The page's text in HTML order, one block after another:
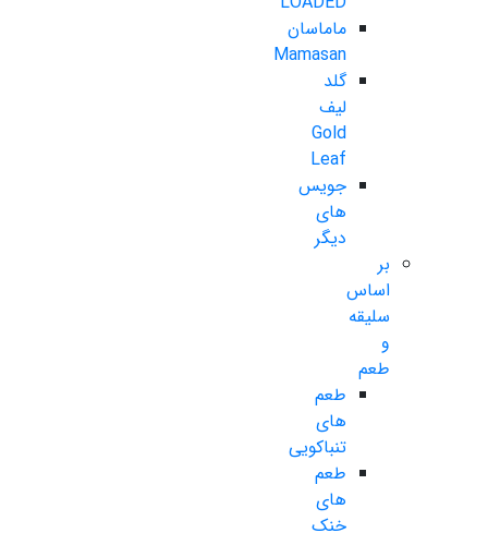
ماماسان
Mamasan
گلد
لیف
Gold
Leaf
جویس
های
دیگر
بر
اساس
سلیقه
و
طعم
طعم
های
تنباکویی
طعم
های
خنک